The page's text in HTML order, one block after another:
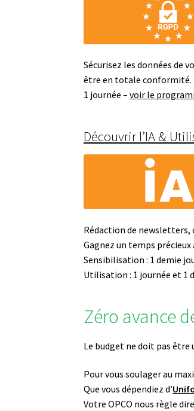
Sécurisez les données de
être en totale conformité.
1 journée –voir le
Découvrir l’IA &
Rédaction de
Gagnez un temps précieux
Sensibilisation : 1 demie
Utilisation : 1 journée et 1
Zéro avance
Le budget ne doit pas être
Pour vous soulager au
Que vous dépendiez d’
Votre OPCO nous règle